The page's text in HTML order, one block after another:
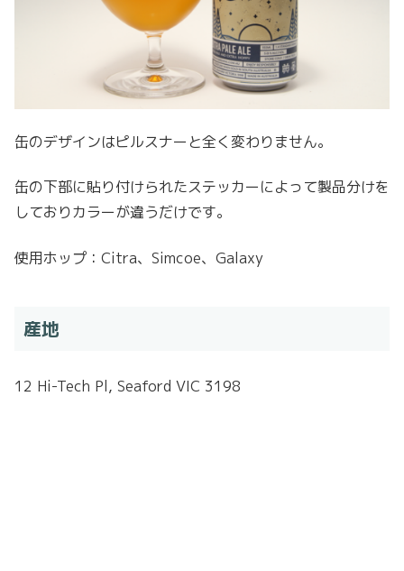
缶のデザインはピルスナーと全く変わりません。
缶の下部に貼り付けられたステッカーによって製品分けを
しておりカラーが違うだけです。
使用ホップ：Citra、Simcoe、Galaxy
産地
12 Hi-Tech Pl, Seaford VIC 3198